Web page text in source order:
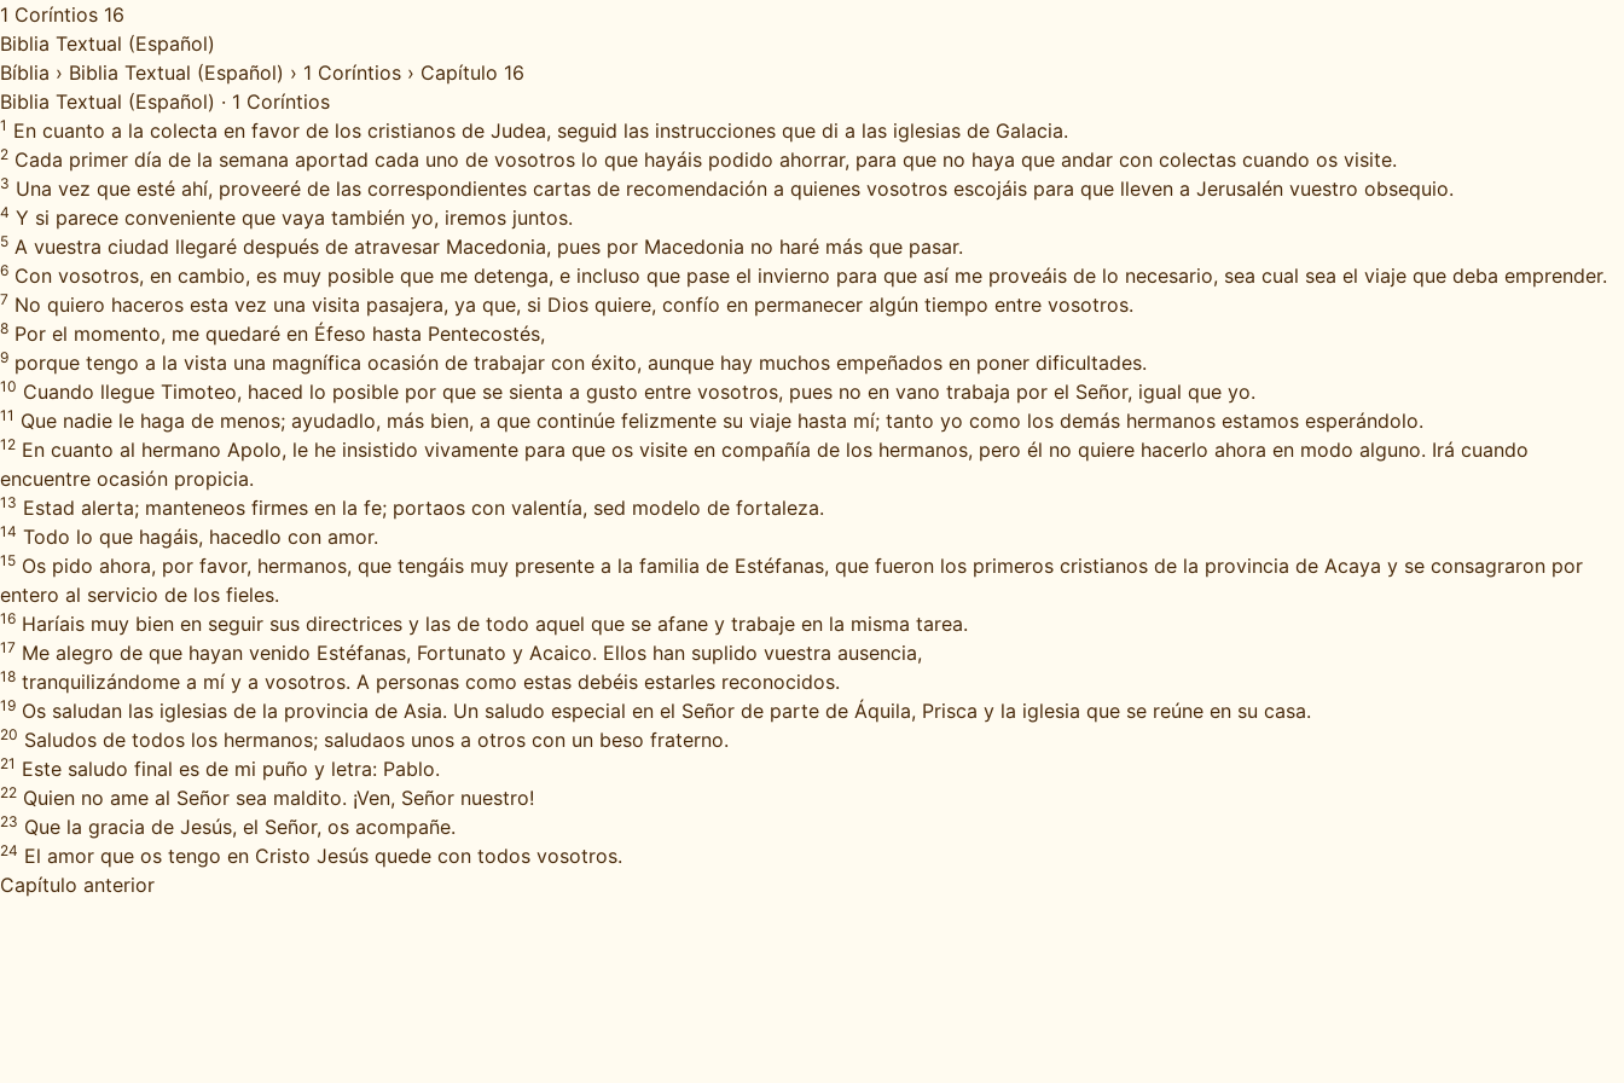
1 Coríntios 16
Biblia Textual (Español)
Bíblia › Biblia Textual (Español) › 1 Coríntios › Capítulo 16
Biblia Textual (Español) · 1 Coríntios
1 En cuanto a la colecta en favor de los cristianos de Judea, seguid las instrucciones que di a las iglesias de Galacia.
2 Cada primer día de la semana aportad cada uno de vosotros lo que hayáis podido ahorrar, para que no haya que andar con colectas cuando os visite.
3 Una vez que esté ahí, proveeré de las correspondientes cartas de recomendación a quienes vosotros escojáis para que lleven a Jerusalén vuestro obsequio.
4 Y si parece conveniente que vaya también yo, iremos juntos.
5 A vuestra ciudad llegaré después de atravesar Macedonia, pues por Macedonia no haré más que pasar.
6 Con vosotros, en cambio, es muy posible que me detenga, e incluso que pase el invierno para que así me proveáis de lo necesario, sea cual sea el viaje que deba emprender.
7 No quiero haceros esta vez una visita pasajera, ya que, si Dios quiere, confío en permanecer algún tiempo entre vosotros.
8 Por el momento, me quedaré en Éfeso hasta Pentecostés,
9 porque tengo a la vista una magnífica ocasión de trabajar con éxito, aunque hay muchos empeñados en poner dificultades.
10 Cuando llegue Timoteo, haced lo posible por que se sienta a gusto entre vosotros, pues no en vano trabaja por el Señor, igual que yo.
11 Que nadie le haga de menos; ayudadlo, más bien, a que continúe felizmente su viaje hasta mí; tanto yo como los demás hermanos estamos esperándolo.
12 En cuanto al hermano Apolo, le he insistido vivamente para que os visite en compañía de los hermanos, pero él no quiere hacerlo ahora en modo alguno. Irá cuando
encuentre ocasión propicia.
13 Estad alerta; manteneos firmes en la fe; portaos con valentía, sed modelo de fortaleza.
14 Todo lo que hagáis, hacedlo con amor.
15 Os pido ahora, por favor, hermanos, que tengáis muy presente a la familia de Estéfanas, que fueron los primeros cristianos de la provincia de Acaya y se consagraron por
entero al servicio de los fieles.
16 Haríais muy bien en seguir sus directrices y las de todo aquel que se afane y trabaje en la misma tarea.
17 Me alegro de que hayan venido Estéfanas, Fortunato y Acaico. Ellos han suplido vuestra ausencia,
18 tranquilizándome a mí y a vosotros. A personas como estas debéis estarles reconocidos.
19 Os saludan las iglesias de la provincia de Asia. Un saludo especial en el Señor de parte de Áquila, Prisca y la iglesia que se reúne en su casa.
20 Saludos de todos los hermanos; saludaos unos a otros con un beso fraterno.
21 Este saludo final es de mi puño y letra: Pablo.
22 Quien no ame al Señor sea maldito. ¡Ven, Señor nuestro!
23 Que la gracia de Jesús, el Señor, os acompañe.
24 El amor que os tengo en Cristo Jesús quede con todos vosotros.
Capítulo anterior